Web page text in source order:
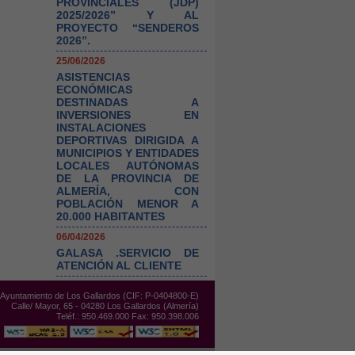
2025/2026” Y AL
PROYECTO “SENDEROS
2026”.
25/06/2026
ASISTENCIAS
ECONÓMICAS
DESTINADAS A
INVERSIONES EN
INSTALACIONES
DEPORTIVAS DIRIGIDA A
MUNICIPIOS Y ENTIDADES
LOCALES AUTÓNOMAS
DE LA PROVINCIA DE
ALMERÍA, CON
POBLACIÓN MENOR A
20.000 HABITANTES
06/04/2026
GALASA .SERVICIO DE
ATENCIÓN AL CLIENTE
de Los Gallardos (CIF: P-0404800-E)
Calle/ Mayor, 65 - 04280 Los Gallardos (Almería)
Teléf.: 950.469.000 Fax: 950.398.006